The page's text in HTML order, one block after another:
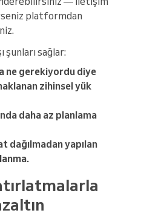
platformdan
şunları sağlar:
ne gerekiyordu diye
zihinsel yük
daha az planlama
dağılmadan yapılan